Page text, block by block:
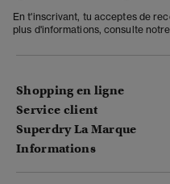
En t'inscrivant, tu acceptes de
plus d'informations, consulte notre
Shopping en ligne
Service client
Superdry La Marque
Informations